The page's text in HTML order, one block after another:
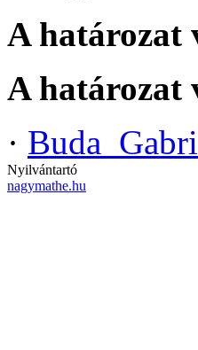
A határozat
A határozat
·
Nyilvántartó
nagymathe.hu